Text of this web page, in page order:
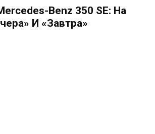
Benz 350 SE: На
И «завтра»